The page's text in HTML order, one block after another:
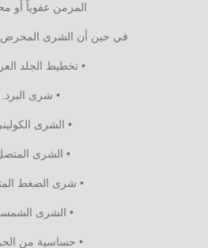
المزمن عفوياً أو
في حين أن الشرى
• تخطيط الجلد
• شرى البرد.
• الشرى
• الشرى
• شرى الضغط
• الشرى
• حساسية من